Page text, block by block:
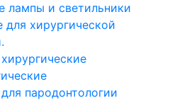
лампы и светильники
для хирургической
пародонтологии